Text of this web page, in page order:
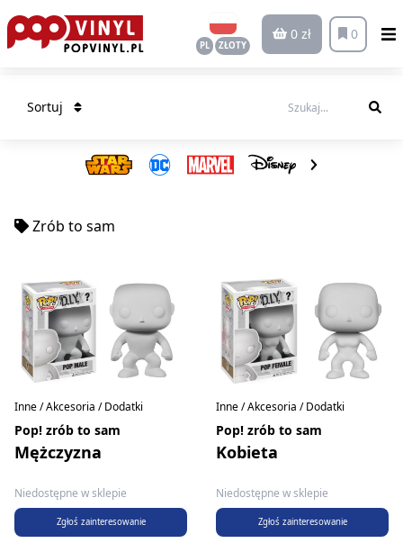
PL ZŁOTY
0 zł 0
Sortuj
Zrób to sam
Inne / Akcesoria / Dodatki
Pop! zrób to sam
Mężczyzna
Niedostępne w sklepie
Zgłoś zainteresowanie
Inne / Akcesoria / Dodatki
Pop! zrób to sam
Kobieta
Niedostępne w sklepie
Zgłoś zainteresowanie